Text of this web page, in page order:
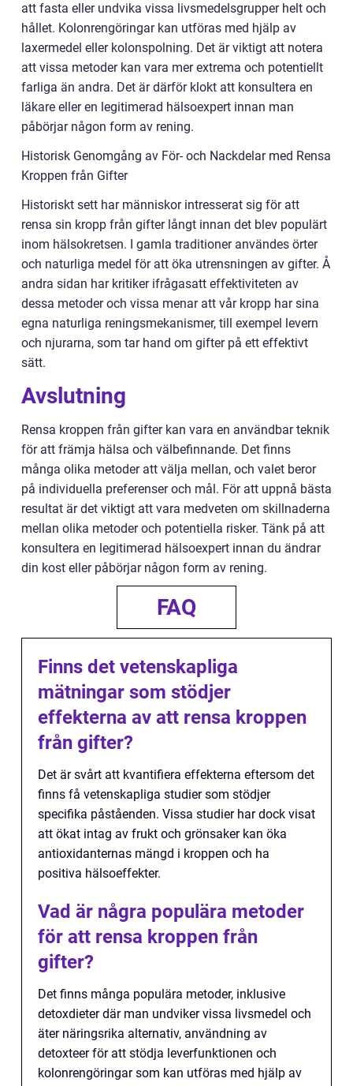
att fasta eller undvika vissa livsmedelsgrupper helt och
hållet. Kolonrengöringar kan utföras med hjälp av
laxermedel eller kolonspolning. Det är viktigt att notera
att vissa metoder kan vara mer extrema och potentiellt
farliga än andra. Det är därför klokt att konsultera en
läkare eller en legitimerad hälsoexpert innan man
påbörjar någon form av rening.
Historisk Genomgång av För- och Nackdelar med Rensa
Kroppen från Gifter
Historiskt sett har människor intresserat sig för att
rensa sin kropp från gifter långt innan det blev populärt
inom hälsokretsen. I gamla traditioner användes örter
och naturliga medel för att öka utrensningen av gifter. Å
andra sidan har kritiker ifrågasatt effektiviteten av
dessa metoder och vissa menar att vår kropp har sina
egna naturliga reningsmekanismer, till exempel levern
och njurarna, som tar hand om gifter på ett effektivt
sätt.
Avslutning
Rensa kroppen från gifter kan vara en användbar teknik
för att främja hälsa och välbefinnande. Det finns
många olika metoder att välja mellan, och valet beror
på individuella preferenser och mål. För att uppnå bästa
resultat är det viktigt att vara medveten om skillnaderna
mellan olika metoder och potentiella risker. Tänk på att
konsultera en legitimerad hälsoexpert innan du ändrar
din kost eller påbörjar någon form av rening.
FAQ
Finns det vetenskapliga
mätningar som stödjer
effekterna av att rensa kroppen
från gifter?
Det är svårt att kvantifiera effekterna eftersom det
finns få vetenskapliga studier som stödjer
specifika påståenden. Vissa studier har dock visat
att ökat intag av frukt och grönsaker kan öka
antioxidanternas mängd i kroppen och ha
positiva hälsoeffekter.
Vad är några populära metoder
för att rensa kroppen från
gifter?
Det finns många populära metoder, inklusive
detoxdieter där man undviker vissa livsmedel och
äter näringsrika alternativ, användning av
detoxteer för att stödja leverfunktionen och
kolonrengöringar som kan utföras med hjälp av